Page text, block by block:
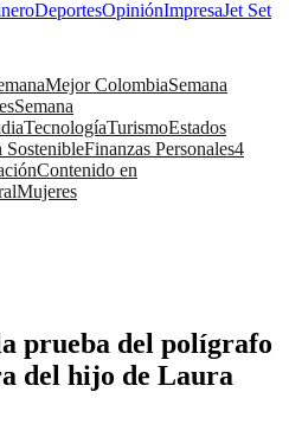
DeportesOpiniónImpresaJet Set
Mejor ColombiaSemana
Semana
TecnologíaTurismoEstados
SostenibleFinanzas Personales4
Contenido en
Mujeres
prueba del polígrafo
del hijo de Laura